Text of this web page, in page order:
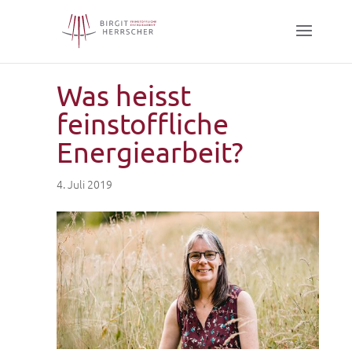
Was heisst
feinstoffliche
Energiearbeit?
4. Juli 2019